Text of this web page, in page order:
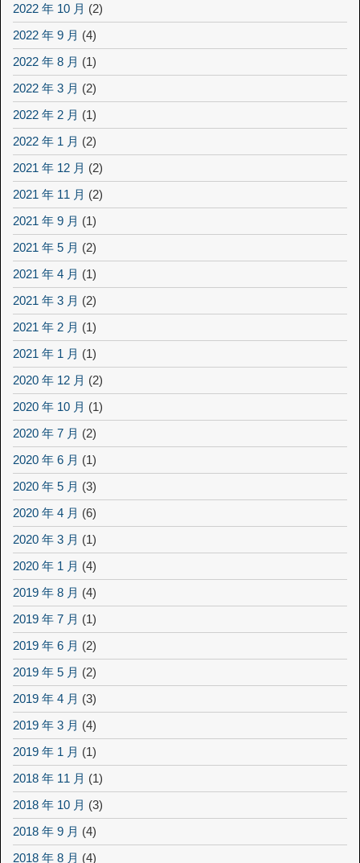
2022 年 10 月 (2)
2022 年 9 月 (4)
2022 年 8 月 (1)
2022 年 3 月 (2)
2022 年 2 月 (1)
2022 年 1 月 (2)
2021 年 12 月 (2)
2021 年 11 月 (2)
2021 年 9 月 (1)
2021 年 5 月 (2)
2021 年 4 月 (1)
2021 年 3 月 (2)
2021 年 2 月 (1)
2021 年 1 月 (1)
2020 年 12 月 (2)
2020 年 10 月 (1)
2020 年 7 月 (2)
2020 年 6 月 (1)
2020 年 5 月 (3)
2020 年 4 月 (6)
2020 年 3 月 (1)
2020 年 1 月 (4)
2019 年 8 月 (4)
2019 年 7 月 (1)
2019 年 6 月 (2)
2019 年 5 月 (2)
2019 年 4 月 (3)
2019 年 3 月 (4)
2019 年 1 月 (1)
2018 年 11 月 (1)
2018 年 10 月 (3)
2018 年 9 月 (4)
2018 年 8 月 (4)